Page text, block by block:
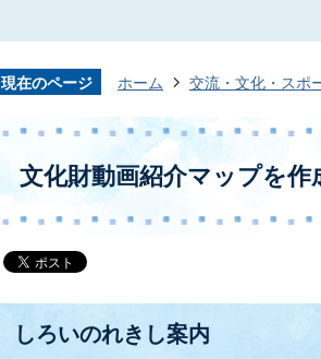
現在のページ ホーム 交流・文化・スポ
文化財動画紹介マップを作
しろいのれきし案内